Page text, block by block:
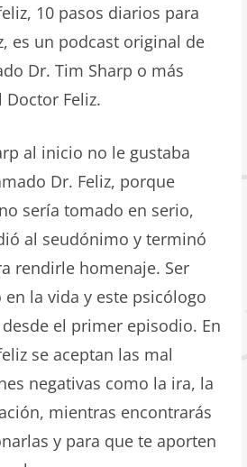
10 pasos diarios para
es un podcast original de
Dr. Tim Sharp o más
Feliz.
al inicio no le gustaba
Dr. Feliz, porque
sería tomado en serio,
al seudónimo y terminó
rendirle homenaje. Ser
la vida y este psicólogo
el primer episodio. En
se aceptan las mal
negativas como la ira, la
mientras encontrarás
y para que te aporten